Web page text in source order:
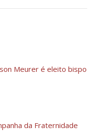
Meurer é eleito bispo
da Fraternidade